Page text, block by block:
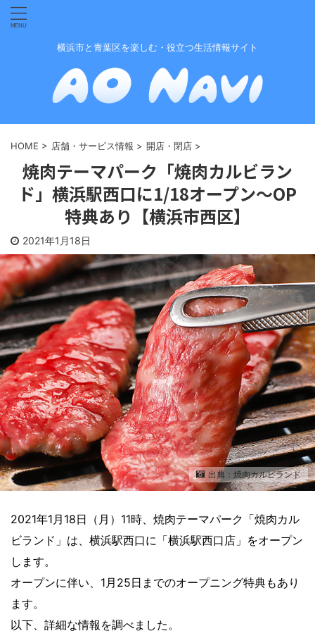
横浜市と青葉区を楽しむ・役立つ生活情報サイト
HOME > 店舗・サービス情報 > 開店・閉店 >
焼肉テーマパーク「焼肉カルビラン
ド」横浜駅西口に1/18オープン〜OP
特典あり【横浜市西区】
2021年1月18日
出典：焼肉カルビランド
2021年1月18日（月）11時、焼肉テーマパーク「焼肉カル
ビランド」は、横浜駅西口に「横浜駅西口店」をオープン
します。
オープンに伴い、1月25日までのオープニング特典もあり
ます。
以下、詳細な情報を調べました。